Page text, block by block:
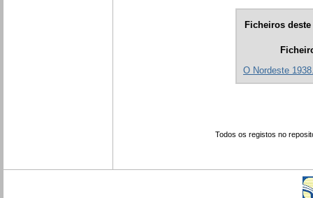
Ficheiros
O Nordeste
Todos os registos no